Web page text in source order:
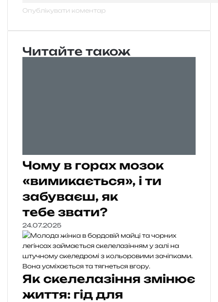
Читайте також
Чому в горах мозок
«вимикається», і ти
забуваєш, як
тебе звати?
24.07.2025
Як скелелазіння змінює
життя: гід для